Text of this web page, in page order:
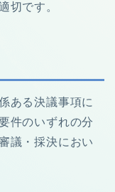
切です。
ある決議事項に
件のいずれの分
議・採決におい